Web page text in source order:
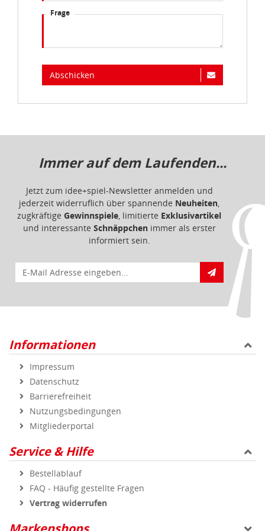
Datenschutzbestimmungen
Frage
Abschicken
Immer auf dem Laufenden...
Jetzt zum idee+spiel-Newsletter anmelden und
jederzeit widerruflich über spannende Neuheiten,
zugkräftige Gewinnspiele, limitierte Exklusivartikel
und interessante Schnäppchenimmer als erster
informiert sein.
E-Mail für Newsletteranmeldung
Informationen
Impressum
Datenschutz
Barrierefreiheit
Nutzungsbedingungen
Mitgliederportal
Service & Hilfe
Bestellablauf
FAQ - Häufig gestellte Fragen
Vertrag widerrufen